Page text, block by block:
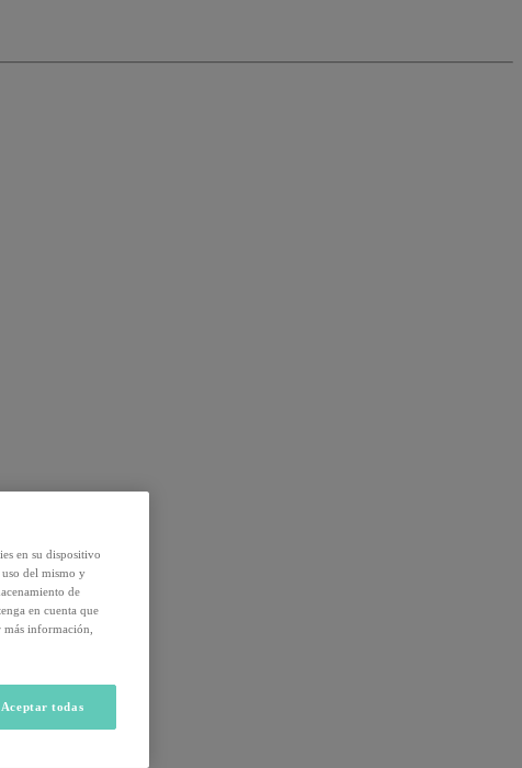
en su dispositivo
del mismo y
de
en cuenta que
información,
Aceptar todas